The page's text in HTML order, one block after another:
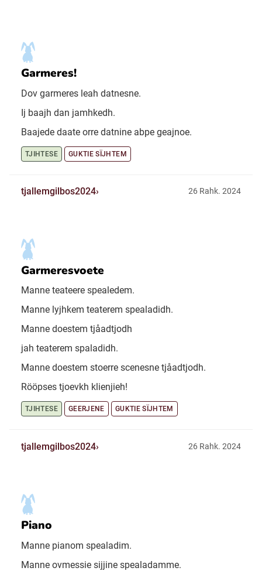
Garmeres!
Dov garmeres leah datnesne.
Ij baajh dan jamhkedh.
Baajede daate orre datnine abpe geajnoe.
TJIHTESE GUKTIE SÏJHTEM
tjallemgilbos2024 26 Rahk. 2024
Garmeresvoete
Manne teateere spealedem.
Manne lyjhkem teaterem spealadidh.
Manne doestem tjåadtjodh
jah teaterem spaladidh.
Manne doestem stoerre scenesne tjåadtjodh.
Rööpses tjoevkh klienjieh!
TJIHTESE GEERJENE GUKTIE SÏJHTEM
tjallemgilbos2024 26 Rahk. 2024
Piano
Manne pianom spealadim.
Manne ovmessie sijjine spealadamme.